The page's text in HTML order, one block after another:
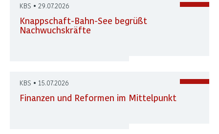
See
Mitteilungen
KBS • 29.07.2026
Knappschaft-Bahn-See begrüßt
Nachwuchskräfte
KBS • 15.07.2026
Finanzen und Reformen im Mittelpunkt